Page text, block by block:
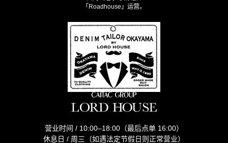
「Roadhouse」运营。
营业时间 / 10:00–18:00（最后点单 16:00）
休息日 / 周三（如遇法定节假日则正常营业）